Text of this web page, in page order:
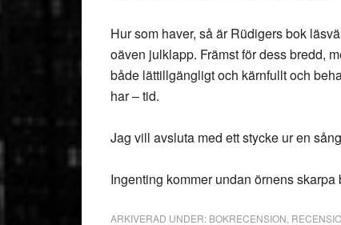
Hur som haver, så är Rüdigers bok
oäven julklapp. Främst för dess bredd,
både lättillgängligt och kärnfullt och
har – tid.
Jag vill avsluta med ett stycke ur en
Ingenting kommer undan örnens
ARKIVERAD UNDER: BOKRECENSION